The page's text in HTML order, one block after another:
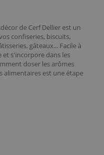
de Cerf Dellier est un
confiseries, biscuits,
gâteaux... Facile à
s'incorpore dans les
doser les arômes
alimentaires est une étape